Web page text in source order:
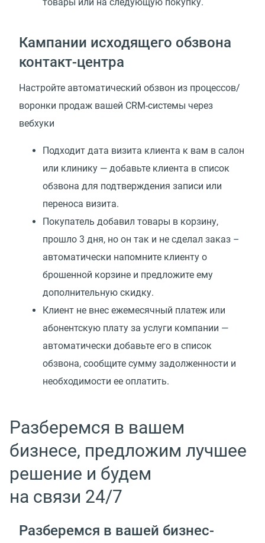
Кампании исходящего обзвона
контакт-центра
Настройте автоматический обзвон из процессов/
воронки продаж вашей CRM-системы через
вебхуки
Подходит дата визита клиента к вам в салон
или клинику — добавьте клиента в список
обзвона для подтверждения записи или
переноса визита.
Покупатель добавил товары в корзину,
прошло 3 дня, но он так и не сделал заказ –
автоматически напомните клиенту о
брошенной корзине и предложите ему
дополнительную скидку.
Клиент не внес ежемесячный платеж или
абонентскую плату за услуги компании —
автоматически добавьте его в список
обзвона, сообщите сумму задолженности и
необходимости ее оплатить.
Разберемся в вашем
бизнесе, предложим лучшее
решение и будем
на связи 24/7
Разберемся в вашей бизнес-